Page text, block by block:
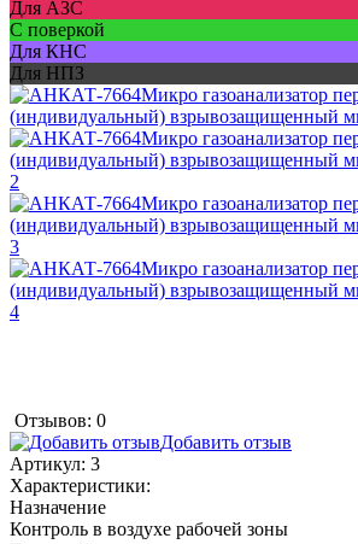
Для АЗС
С поверкой
Для КНС
Для НПЗ
Отзывов: 0
Добавить отзыв
Артикул: 3
Характеристики:
Назначение
Контроль в воздухе рабочей зоны